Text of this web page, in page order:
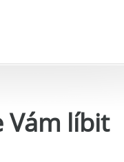
Vám líbit